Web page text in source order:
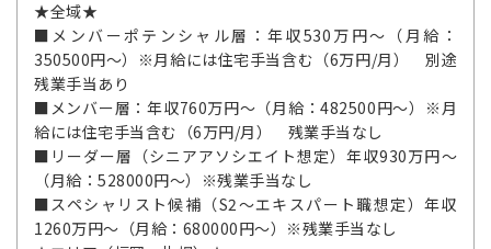
★全域★
■メンバーポテンシャル層：年収530万円～（月給：
350500円～）※月給には住宅手当含む（6万円/月） 別途
残業手当あり
■メンバー層：年収760万円～（月給：482500円～）※月
給には住宅手当含む（6万円/月） 残業手当なし
■リーダー層（シニアアソシエイト想定）年収930万円～
（月給：528000円～）※残業手当なし
■スペシャリスト候補（S2～エキスパート職想定）年収
1260万円～（月給：680000円～）※残業手当なし